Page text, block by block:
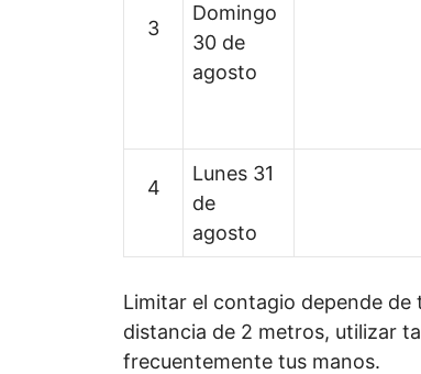
3
Domingo
30 de
agosto
4
Lunes 31
de
agosto
Limitar el contagio depende
distancia de 2 metros, utilizar
frecuentemente tus manos.